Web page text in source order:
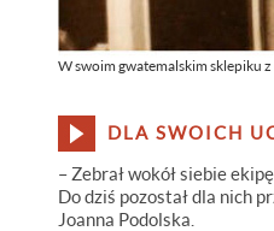
W swoim gwatemalskim sklepiku
DLA SWOICH
– Zebrał wokół siebie
Do dziś pozostał dla nich
Joanna Podolska.